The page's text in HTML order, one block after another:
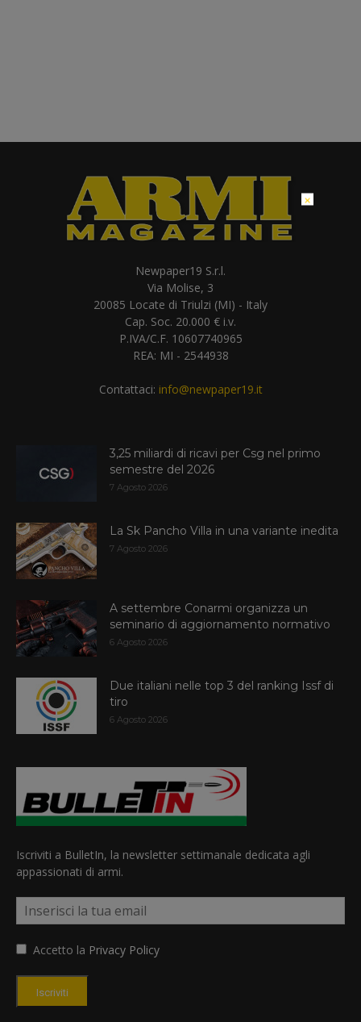
Newpaper19 S.r.l.
Via Molise, 3
20085 Locate di Triulzi (MI) - Italy
Cap. Soc. 20.000 € i.v.
P.IVA/C.F. 10607740965
REA: MI - 2544938
Contattaci: info@newpaper19.it
3,25 miliardi di ricavi per Csg nel primo
semestre del 2026
7 Agosto 2026
La Sk Pancho Villa in una variante inedita
7 Agosto 2026
A settembre Conarmi organizza un
seminario di aggiornamento normativo
6 Agosto 2026
Due italiani nelle top 3 del ranking Issf di
tiro
6 Agosto 2026
Iscriviti a BulletIn, la newsletter settimanale dedicata agli
appassionati di armi.
Accetto la Privacy Policy
Iscriviti
×